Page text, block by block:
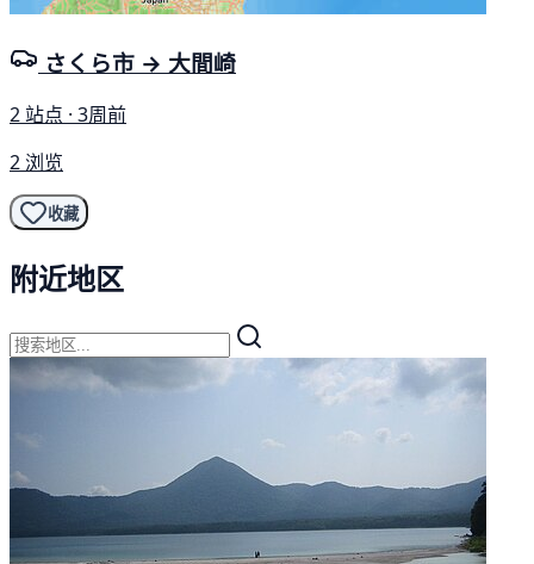
さくら市 → 大間崎
2 站点 · 3周前
2 浏览
收藏
附近地区